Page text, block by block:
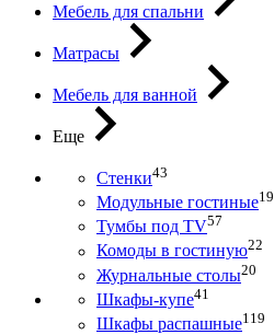
Мебель для спальни
Матрасы
Мебель для ванной
Еще
Стенки43
Модульные гостиные19
Тумбы под ТV57
Комоды в гостиную22
Журнальные столы20
Шкафы-купе41
Шкафы распашные119